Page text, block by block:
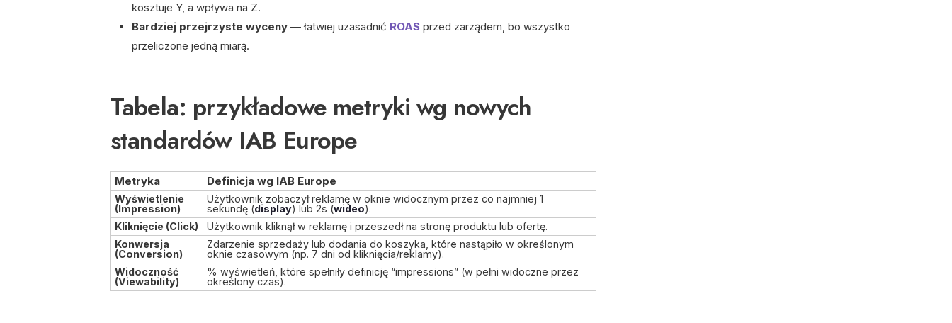
kosztuje Y, a wpływa na Z.
Bardziej przejrzyste wyceny — łatwiej uzasadnić ROAS przed zarządem, bo wszystko
przeliczone jedną miarą.
Tabela: przykładowe metryki wg nowych
standardów IAB Europe
Metryka Definicja wg IAB Europe
Wyświetlenie
(Impression)
Użytkownik zobaczył reklamę w oknie widocznym przez co najmniej 1
sekundę (display) lub 2s (wideo).
Kliknięcie (Click)
Użytkownik kliknął w reklamę i przeszedł na stronę produktu lub ofertę.
Konwersja
(Conversion)
Zdarzenie sprzedaży lub dodania do koszyka, które nastąpiło w określonym
oknie czasowym (np. 7 dni od kliknięcia/reklamy).
Widoczność
(Viewability)
% wyświetleń, które spełniły definicję “impressions” (w pełni widoczne przez
określony czas).